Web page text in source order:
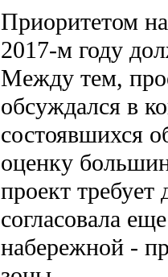
Приоритетом
2017-м году
Между тем,
обсуждался в
состоявшихся
оценку
проект требует
согласовала
набережной -